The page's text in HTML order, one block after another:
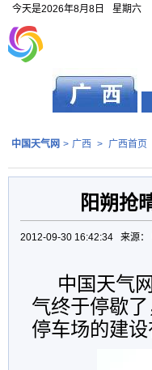
今天是2026年8月8日 星期六
中国天气网 > 广西 > 广西首页
阳朔抢
2012-09-30 16:42:34 来源：
中国天气
气终于停歇
停车场的建